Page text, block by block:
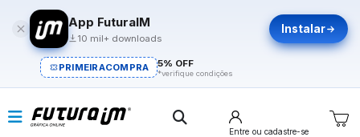
App FuturaIM
10 mil+ downloads
Instalar
PRIMEIRACOMPRA 5% OFF
*verifique condições
Entre ou cadastre-se